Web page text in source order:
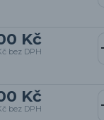
Kč
bez DPH
Kč
bez DPH